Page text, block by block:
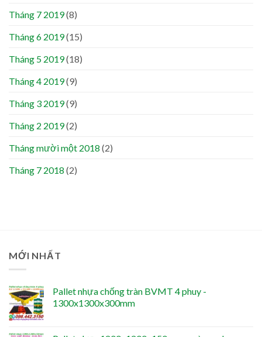
Tháng 7 2019(8)
Tháng 6 2019(15)
Tháng 5 2019(18)
Tháng 4 2019(9)
Tháng 3 2019(9)
Tháng 2 2019(2)
Tháng mười một 2018 (2)
Tháng 7 2018 (2)
MỚI NHẤT
Pallet nhựa chống tràn BVMT 4 phuy -
1300x1300x300mm